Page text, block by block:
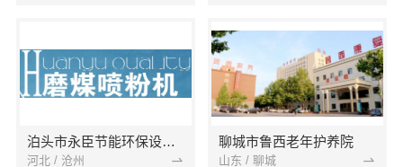
泊头市永臣节能环保设备有限公司
河北 / 沧州
聊城市鲁西老年护养院
山东 / 聊城